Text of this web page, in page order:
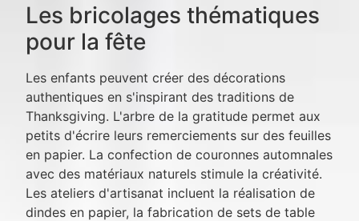
Les bricolages thématiques
pour la fête
Les enfants peuvent créer des décorations
authentiques en s'inspirant des traditions de
Thanksgiving. L'arbre de la gratitude permet aux
petits d'écrire leurs remerciements sur des feuilles
en papier. La confection de couronnes automnales
avec des matériaux naturels stimule la créativité.
Les ateliers d'artisanat incluent la réalisation de
dindes en papier, la fabrication de sets de table